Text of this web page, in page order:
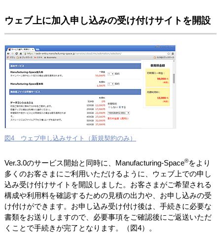
ウェブ上に加入申し込みの受け付けサイトを開設
図4 ウェブ申し込みサイト（新規契約のみ）
Ver.3.0のサービス開始と同時に、Manufacturing-Space®をより
多くのお客さまにご利用いただけるように、ウェブ上での申し
込み受け付けサイトを開設しました。お客さまがご希望される
構成や利用料を確認するための見積の出力や、お申し込みの受
け付けができます。お申し込み受け付け後は、手続きに必要な
書類をお送りしますので、必要事項をご確認後にご返送いただ
くことで手続きが完了となります。（図4）。